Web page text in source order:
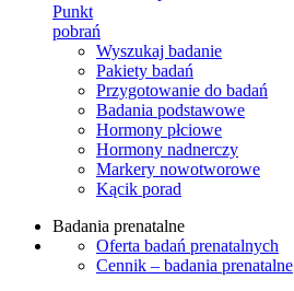
Punkt
pobrań
Wyszukaj badanie
Pakiety badań
Przygotowanie do badań
Badania podstawowe
Hormony płciowe
Hormony nadnerczy
Markery nowotworowe
Kącik porad
Badania prenatalne
Oferta badań prenatalnych
Cennik – badania prenatalne